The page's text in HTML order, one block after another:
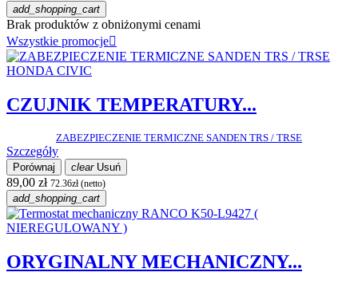
add_shopping_cart
Brak produktów z obniżonymi cenami
Wszystkie promocje
CZUJNIK TEMPERATURY...
ZABEZPIECZENIE TERMICZNE SANDEN TRS / TRSE
Szczegóły
Porównaj clearUsuń
89,00 zł 72.36zł (netto)
add_shopping_cart
ORYGINALNY MECHANICZNY...